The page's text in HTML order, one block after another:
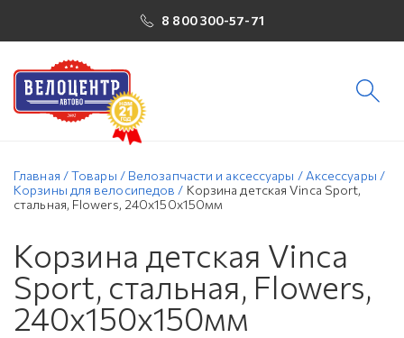
8 800 300-57-71
Главная /Товары / Велозапчасти и аксессуары / Аксессуары /
Корзины для велосипедов / Корзина детская Vinca Sport,
стальная, Flowers, 240x150x150мм
Корзина детская Vinca
Sport, стальная, Flowers,
240x150x150мм